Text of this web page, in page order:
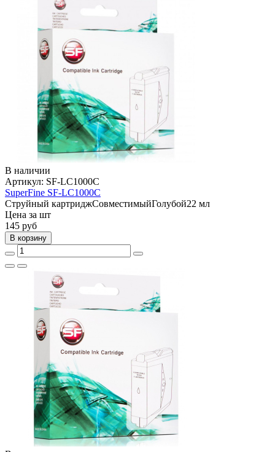
В наличии
Артикул: SF-LC1000C
SuperFine SF-LC1000C
Струйный картриджСовместимыйГолубой22 мл
Цена за шт
145 руб
В корзину